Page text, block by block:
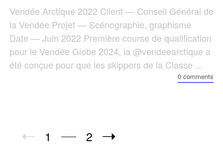
Vendée Arctique 2022 Client — Conseil Général de
la Vendée Projet — Scénographie, graphisme
Date — Juin 2022 Première course de qualification
pour le Vendée Globe 2024, la @vendeearctique a
été conçue pour que les skippers de la Classe ...
0 comments
1 2